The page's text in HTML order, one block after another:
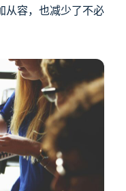
从容，也减少了不必